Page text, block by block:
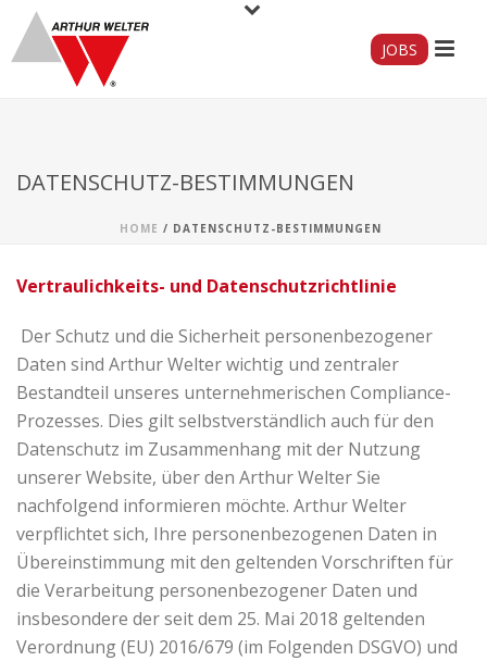
JOBS
DATENSCHUTZ-BESTIMMUNGEN
HOME / DATENSCHUTZ-BESTIMMUNGEN
Vertraulichkeits- und Datenschutzrichtlinie
Der Schutz und die Sicherheit personenbezogener
Daten sind Arthur Welter wichtig und zentraler
Bestandteil unseres unternehmerischen Compliance-
Prozesses. Dies gilt selbstverständlich auch für den
Datenschutz im Zusammenhang mit der Nutzung
unserer Website, über den Arthur Welter Sie
nachfolgend informieren möchte. Arthur Welter
verpflichtet sich, Ihre personenbezogenen Daten in
Übereinstimmung mit den geltenden Vorschriften für
die Verarbeitung personenbezogener Daten und
insbesondere der seit dem 25. Mai 2018 geltenden
Verordnung (EU) 2016/679 (im Folgenden DSGVO) und